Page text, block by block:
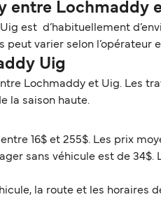
entre Lochmaddy
est d’habituellement
varier selon l’opérateur
Uig
Lochmaddy et Uig. Les
la saison haute.
16$ et 255$. Les prix
sans véhicule est de 34$.
la route et les horaires